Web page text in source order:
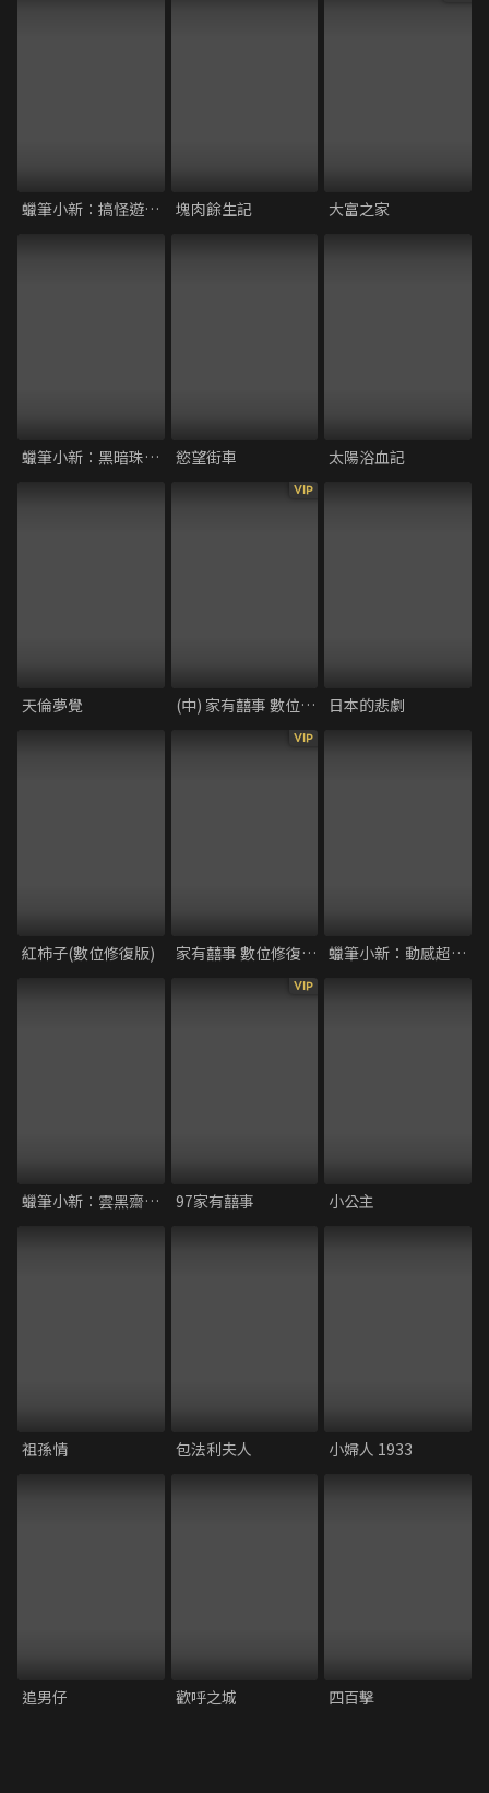
蠟筆小新：搞怪遊樂園大冒險 塊肉餘生記 大富之家
蠟筆小新：黑暗珠珠大追擊 慾望街車 太陽浴血記
天倫夢覺
VIP
(中) 家有囍事 數位修復加長版 日本的悲劇
紅柿子(數位修復版)
VIP
家有囍事 數位修復加長版 蠟筆小新：動感超人VS高衩魔王
蠟筆小新：雲黑齋的野心
VIP
97家有囍事 小公主
祖孫情 包法利夫人 小婦人 1933
追男仔 歡呼之城 四百擊